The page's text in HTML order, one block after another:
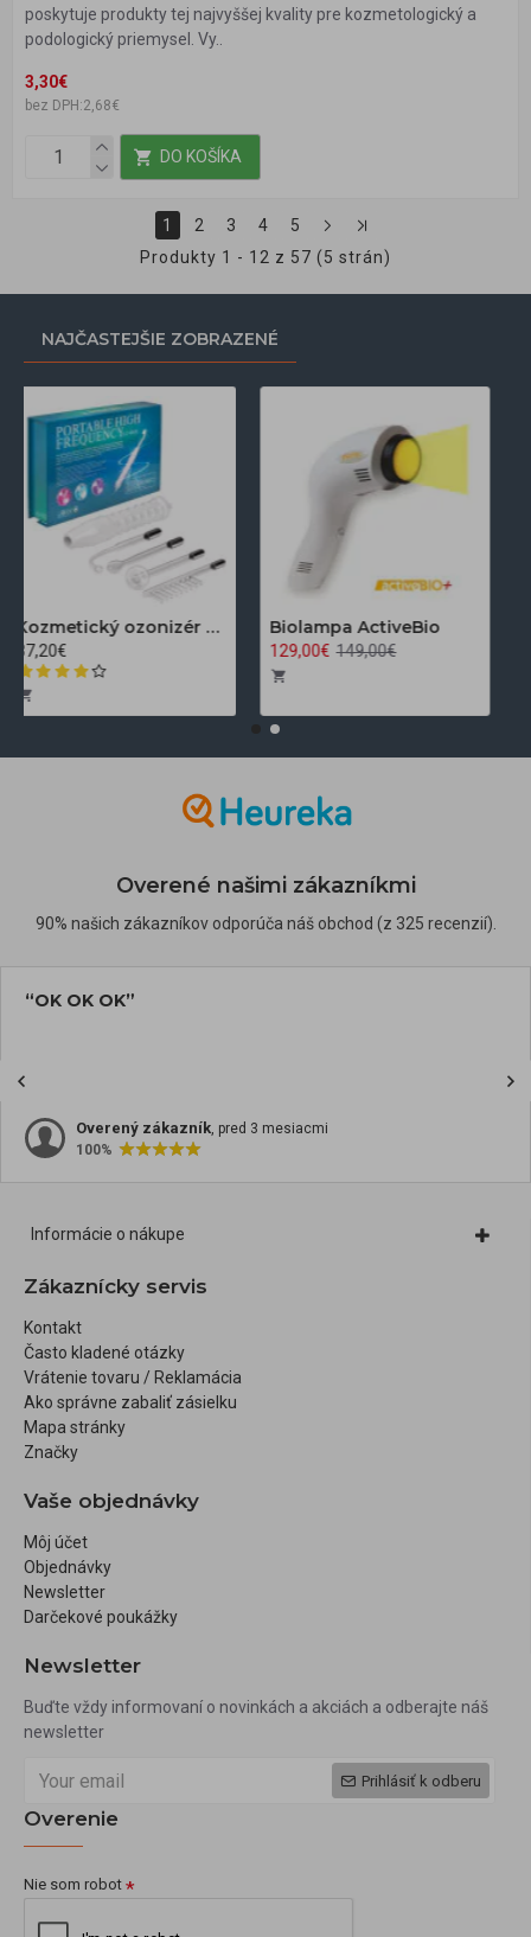
poskytuje produkty tej najvyššej kvality pre kozmetologický a
podologický priemysel. Vy..
3,30€
bez DPH:2,68€
DO KOŠÍKA
1 2 3 4
5
Produkty 1 - 12 z 57 (5 strán)
NAJČASTEJŠIE ZOBRAZENÉ
37,20€
Biolampa ActiveBio
129,00€ 149,00€
Overené našimi zákazníkmi
90% našich zákazníkov odporúča náš obchod (z 325 recenzií).
“OK OK OK”
Overený zákazník, pred 3 mesiacmi
100%
Informácie o nákupe
Zákaznícky servis
Kontakt
Často kladené otázky
Vrátenie tovaru / Reklamácia
Ako správne zabaliť zásielku
Mapa stránky
Značky
Vaše objednávky
Môj účet
Objednávky
Newsletter
Darčekové poukážky
Newsletter
Buďte vždy informovaní o novinkách a akciách a odberajte náš
newsletter
Prihlásiť k odberu
Overenie
Nie som robot